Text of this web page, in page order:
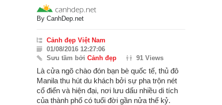
By CanhDep.net
Cảnh đẹp Việt Nam
01/08/2016 12:27:06
Sưu tầm bởi Cảnh đẹp 91 Views
Là cửa ngõ chào đón bạn bè quốc tế, thủ đô
Manila thu hút du khách bởi sự pha trộn nét
cổ điển và hiện đại, nơi lưu dấu nhiều di tích
của thành phố có tuổi đời gần nửa thế kỷ.